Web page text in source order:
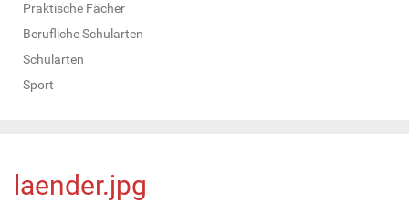
Praktische Fächer
Berufliche Schularten
Schularten
Sport
laender.jpg